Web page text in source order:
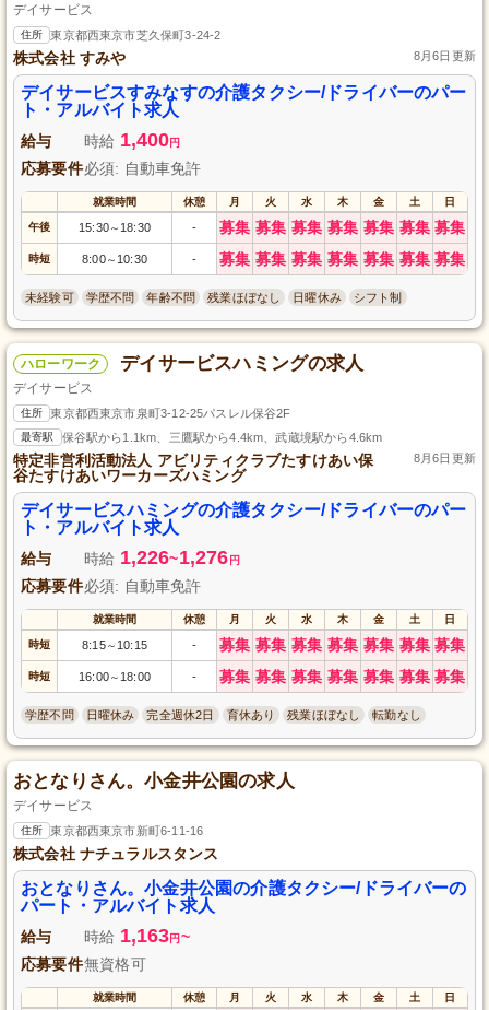
デイサービス
住所 東京都西東京市芝久保町3-24-2
株式会社 すみや 8月6日更新
デイサービスすみなすの介護タクシー/ドライバーのパー
ト・アルバイト求人
給与 時給 1,400円
応募要件必須: 自動車免許
就業時間 休憩 月 火 水 木 金 土 日
午後 15:30～ 18:30 - 募集 募集 募集 募集 募集 募集 募集
時短 8:00～ 10:30 - 募集 募集 募集 募集 募集 募集 募集
未経験可 学歴不問 年齢不問 残業ほぼなし 日曜休み シフト制
ハローワーク デイサービスハミングの求人
デイサービス
住所 東京都西東京市泉町3-12-25パスレル保谷2F
最寄駅 保谷駅から1.1km、三鷹駅から4.4km、武蔵境駅から4.6km
特定非営利活動法人 アビリティクラブたすけあい保
谷たすけあいワーカーズハミング
8月6日更新
デイサービスハミングの介護タクシー/ドライバーのパー
ト・アルバイト求人
給与 時給 1,226~1,276 円
応募要件必須: 自動車免許
就業時間 休憩 月 火 水 木 金 土 日
時短 8:15～ 10:15 - 募集 募集 募集 募集 募集 募集 募集
時短 16:00～ 18:00 - 募集 募集 募集 募集 募集 募集 募集
学歴不問 日曜休み 完全週休2日 育休あり 残業ほぼなし 転勤なし
おとなりさん。小金井公園の求人
デイサービス
住所 東京都西東京市新町6-11-16
株式会社 ナチュラルスタンス
おとなりさん。小金井公園の介護タクシー/ドライバーの
パート・アルバイト求人
給与 時給 1,163円 ~
応募要件無資格可
就業時間 休憩 月 火 水 木 金 土 日